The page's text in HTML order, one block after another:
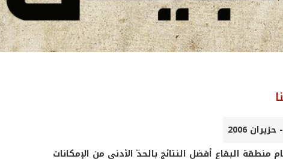
منطقة البقاع أفضل النتائج بالحدّ الأدنى من الإمكانات